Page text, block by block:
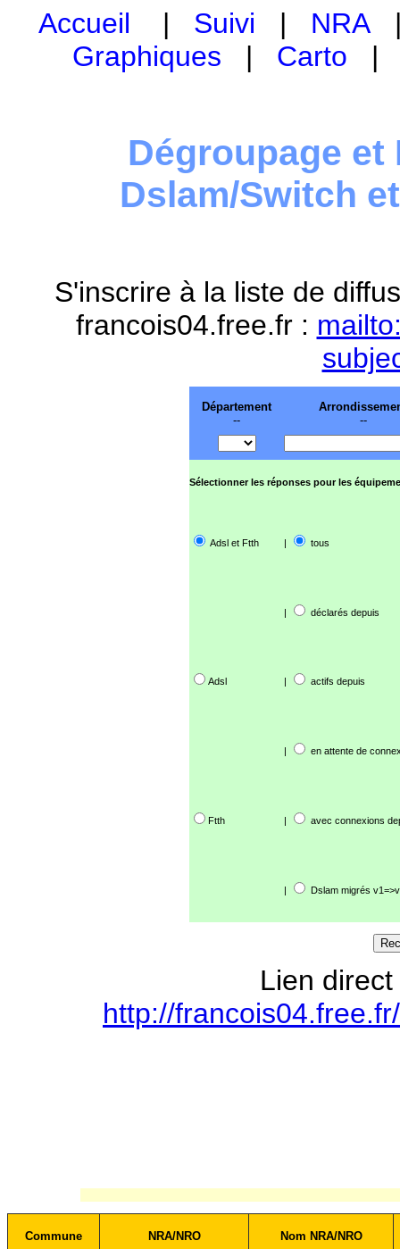
Accueil | Suivi | NRA
Graphiques | Carto
Dégroupage et
Dslam/Switch
S'inscrire à la liste de
francois04.free.fr :
Département
--
--
Sélectionner les réponses pour les
Adsl et Ftth | tous
| déclarés depuis
Adsl | actifs depuis
| en attente de
Ftth | avec connexions
| Dslam migrés
Lien
http://
Commune NRA/NRO Nom NRA/NRO